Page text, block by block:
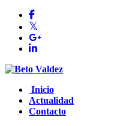
Inicio
Actualidad
Contacto